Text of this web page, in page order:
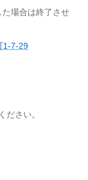
場合は終了させ
1-7-29
ださい。